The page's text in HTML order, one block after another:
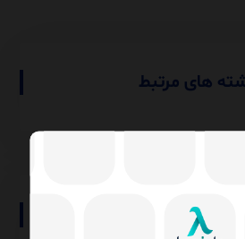
های مرتبط
No comment